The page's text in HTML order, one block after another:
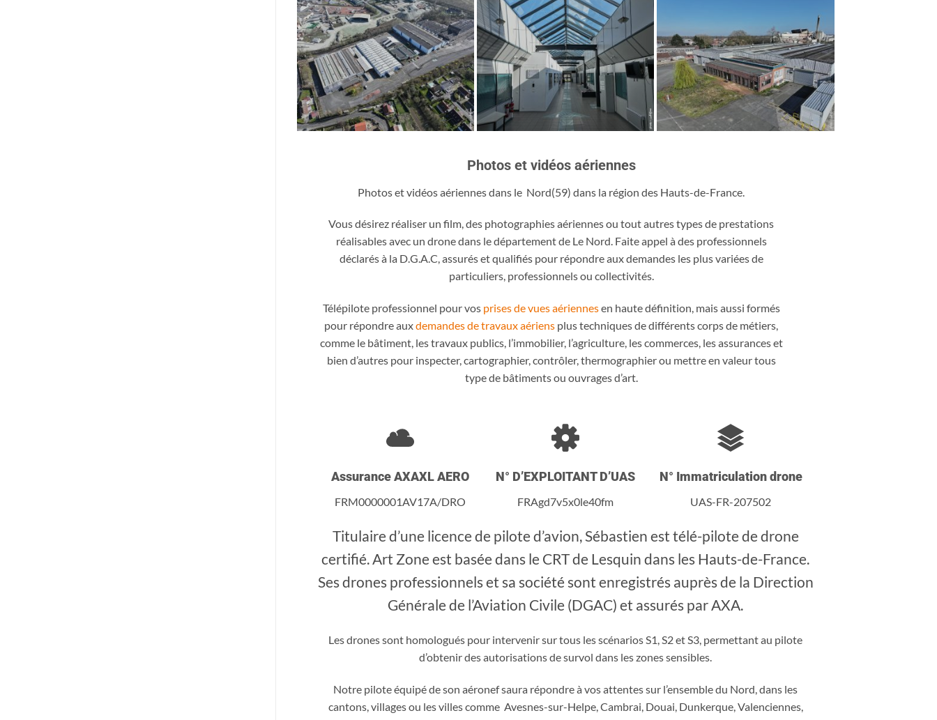
Photos et vidéos aériennes
Photos et vidéos aériennes dans le Nord(59) dans la région des Hauts-de-France.
Vous désirez réaliser un film, des photographies aériennes ou tout autres types de prestations
réalisables avec un drone dans le département de Le Nord. Faite appel à des professionnels
déclarés à la D.G.A.C, assurés et qualifiés pour répondre aux demandes les plus variées de
particuliers, professionnels ou collectivités.
Télépilote professionnel pour vos prises de vues aériennesen haute définition, mais aussi formés
pour répondre auxdemandes de travaux aériens plus techniques de différents corps de métiers,
comme le bâtiment, les travaux publics, l’immobilier, l’agriculture, les commerces, les assurances et
bien d’autres pour inspecter, cartographier, contrôler, thermographier ou mettre en valeur tous
type de bâtiments ou ouvrages d’art.
Assurance AXAXL AERO
FRM0000001AV17A/DRO
N° D’EXPLOITANT D’UAS
FRAgd7v5x0le40fm
N° Immatriculation drone
UAS-FR-207502
Titulaire d’une licence de pilote d’avion, Sébastien est télé-pilote de drone
certifié. Art Zone est basée dans le CRT de Lesquin dans les Hauts-de-France.
Ses drones professionnels et sa société sont enregistrés auprès de la Direction
Générale de l’Aviation Civile (DGAC) et assurés par AXA.
Les drones sont homologués pour intervenir sur tous les scénarios S1, S2 et S3, permettant au pilote
d’obtenir des autorisations de survol dans les zones sensibles.
Notre pilote équipé de son aéronef saura répondre à vos attentes sur l’ensemble du Nord, dans les
cantons, villages ou les villes comme Avesnes-sur-Helpe, Cambrai, Douai, Dunkerque, Valenciennes,